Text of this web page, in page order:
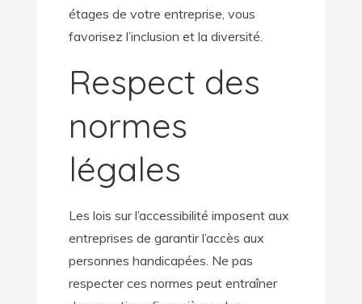
étages de votre entreprise, vous
favorisez l’inclusion et la diversité.
Respect des
normes
légales
Les lois sur l’accessibilité imposent aux
entreprises de garantir l’accès aux
personnes handicapées. Ne pas
respecter ces normes peut entraîner